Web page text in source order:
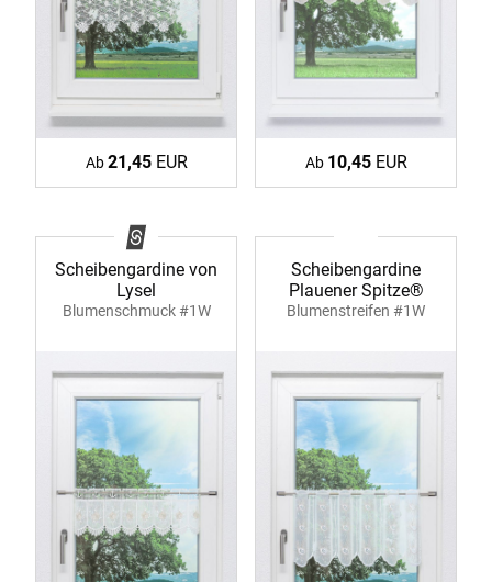
Ab21,45EUR Ab 10,45EUR
Scheibengardine von
Lysel
Blumenschmuck #1W
Scheibengardine
Plauener Spitze®
Blumenstreifen #1W